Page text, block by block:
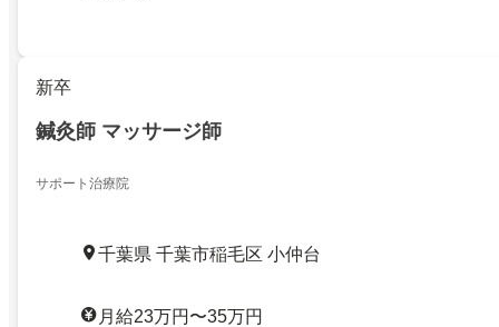
新卒
鍼灸師 マッサージ師
サポート治療院
千葉県 千葉市稲毛区 小仲台
月給23万円〜35万円